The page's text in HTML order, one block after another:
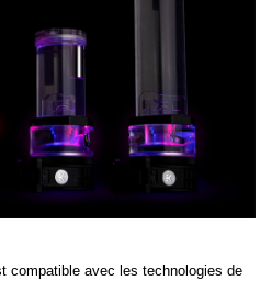
compatible avec les technologies de